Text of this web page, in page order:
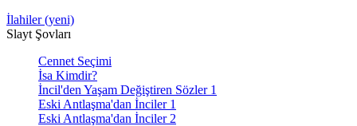
İlahiler (yeni)
Slayt Şovları
Cennet Seçimi
İsa Kimdir?
İncil'den Yaşam Değiştiren Sözler 1
Eski Antlaşma'dan İnciler 1
Eski Antlaşma'dan İnciler 2